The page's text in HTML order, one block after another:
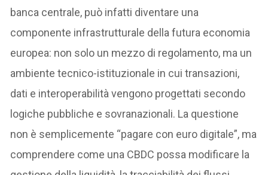
banca centrale, può infatti diventare una
componente infrastrutturale della futura economia
europea: non solo un mezzo di regolamento, ma un
ambiente tecnico-istituzionale in cui transazioni,
dati e interoperabilità vengono progettati secondo
logiche pubbliche e sovranazionali. La questione
non è semplicemente “pagare con euro digitale”, ma
comprendere come una CBDC possa modificare la